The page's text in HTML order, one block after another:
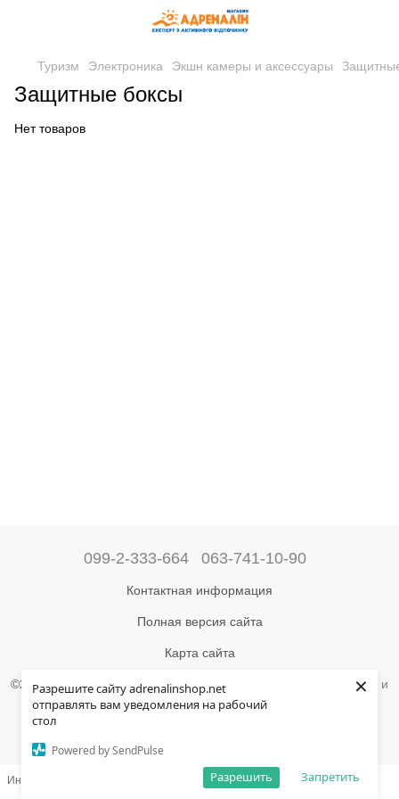
Разрешите сайту adrenalinshop.net
отправлять вам уведомления на рабочий
стол
Powered by SendPulse
Запретить
Разрешить
×
Туризм Электроника Экшн камеры и аксессуары
Защитные боксы
Нет товаров
099-2-333-664 063-741-10-90
Контактная информация
Полная версия сайта
Карта сайта
©2004-2024 Адреналин –магазин туристического снаряжения и
товаров для активного отдыха
Интернет-магазин создан с Хорошоп